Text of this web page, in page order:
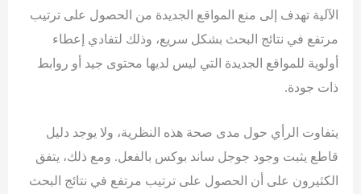
الآلية تهدف إلى منع المواقع الجديدة من الحصول على ترتيب
مرتفع في نتائج البحث بشكل سريع، وذلك لتفادي إعطاء
أولوية للمواقع الجديدة التي ليس لديها محتوى جيد أو روابط
ذات جودة.
يتفاوت الرأي حول مدى صحة هذه النظرية، ولا يوجد دليل
قاطع يثبت وجود جوجل ساند بوكس بالفعل. ومع ذلك، يتفق
الكثيرون على أن الحصول على ترتيب مرتفع في نتائج البحث